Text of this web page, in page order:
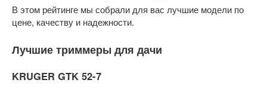
В этом рейтинге мы собрали для вас лучшие модели по
цене, качеству и надежности.
Лучшие триммеры для дачи
KRUGER GTK 52-7